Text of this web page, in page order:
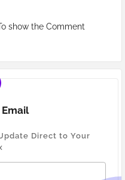
show the Comment
Direct to Your